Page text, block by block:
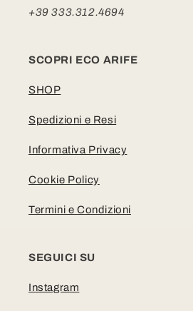
+39 333.312.4694
SCOPRI ECO ARIFE
SHOP
Spedizioni e Resi
Informativa Privacy
Cookie Policy
Termini e Condizioni
SEGUICI SU
Instagram